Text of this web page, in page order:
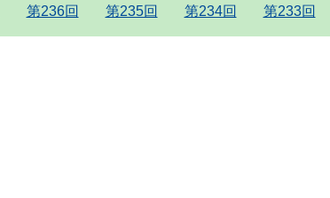
第236回 第235回 第234回 第233回